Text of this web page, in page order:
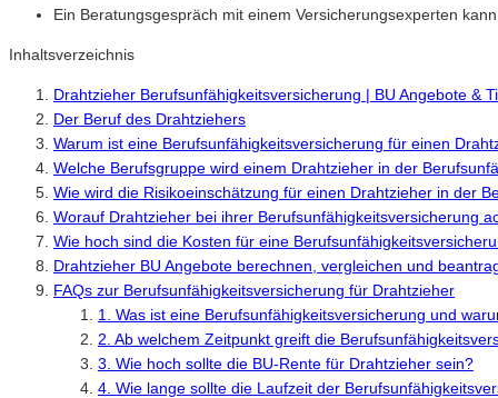
Ein Beratungsgespräch mit einem Versicherungsexperten
Inhaltsverzeichnis
Drahtzieher Berufsunfähigkeitsversicherung | BU Angebote &
Der Beruf des Drahtziehers
Warum ist eine Berufsunfähigkeitsversicherung für einen
Welche Berufsgruppe wird einem Drahtzieher in der
Wie wird die Risikoeinschätzung für einen Drahtzieher in der
Worauf Drahtzieher bei ihrer Berufsunfähigkeitsversicherung
Wie hoch sind die Kosten für eine
Drahtzieher BU Angebote berechnen, vergleichen und
FAQs zur Berufsunfähigkeitsversicherung für Drahtzieher
1. Was ist eine Berufsunfähigkeitsversicherung und
2. Ab welchem Zeitpunkt greift die
3. Wie hoch sollte die BU-Rente für Drahtzieher sein?
4. Wie lange sollte die Laufzeit der